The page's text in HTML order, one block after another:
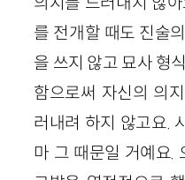
를 전개할 때도 진술
을 쓰지 않고 묘사 형
함으로써 자신의 의
러내려 하지 않고요.
마 그 때문일 거예요.